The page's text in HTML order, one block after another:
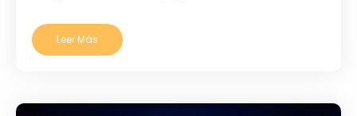
Leer Más